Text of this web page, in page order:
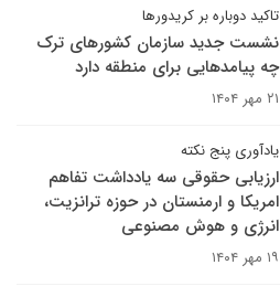
تاکید دوباره بر کریدورها
نشست جدید سازمان کشورهای ترک
چه پیامدهایی برای منطقه دارد
۲۱ مهر ۱۴۰۴
یادآوری پنج نکته
ارزیابی حقوقی سه یادداشت تفاهم
امریکا و ارمنستان در حوزه ترانزیت،
انرژی و هوش مصنوعی
۱۹ مهر ۱۴۰۴